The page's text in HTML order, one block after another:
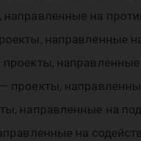
на
направленные
проекты,
направленные на
на